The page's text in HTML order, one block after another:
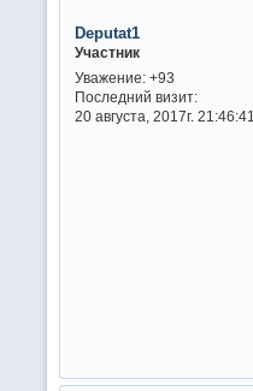
Deputat1
Участник
Уважение: +93
Последний визит:
20 августа, 2017г. 21:46:41